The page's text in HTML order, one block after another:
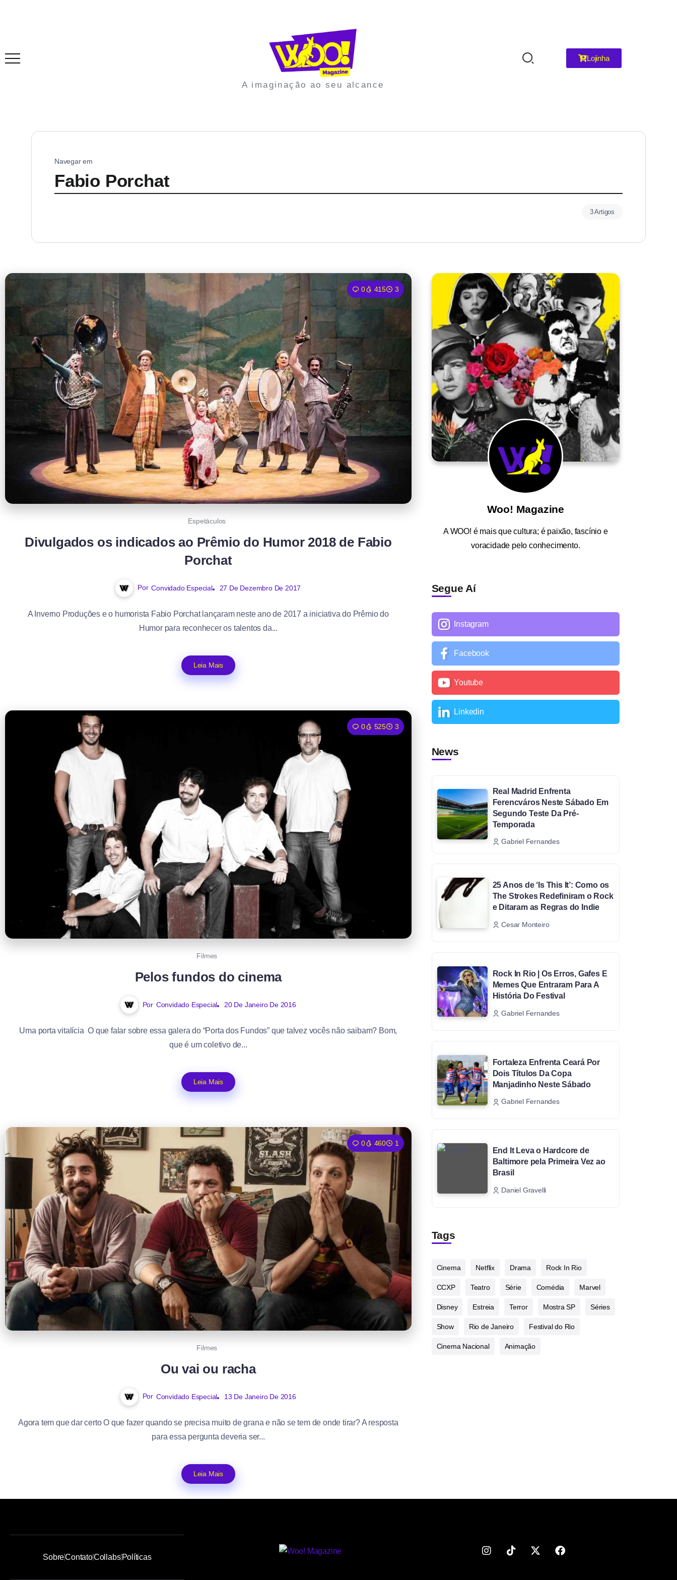
A imaginação ao seu alcance
Lojinha
Navegar em
Fabio Porchat
3 Artigos
0 415 3
Espetáculos
Divulgados os indicados ao Prêmio do Humor 2018 de Fabio
Porchat
Por Convidado Especial 27 De Dezembro De 2017
A Inverno Produções e o humorista Fabio Porchat lançaram neste ano de 2017 a iniciativa do Prêmio do
Humor para reconhecer os talentos da...
Leia Mais
0 525 3
Filmes
Pelos fundos do cinema
Por Convidado Especial 20 De Janeiro De 2016
Uma porta vitalícia O que falar sobre essa galera do “Porta dos Fundos” que talvez vocês não saibam? Bom,
que é um coletivo de...
Leia Mais
0 460 1
Filmes
Ou vai ou racha
Por Convidado Especial 13 De Janeiro De 2016
Agora tem que dar certo O que fazer quando se precisa muito de grana e não se tem de onde tirar? A resposta
para essa pergunta deveria ser...
Leia Mais
Woo! Magazine
AWOO! é mais que cultura; é paixão, fascínio e
voracidade pelo conhecimento.
Segue Aí
Instagram
Facebook
Youtube
Linkedin
News
Real Madrid Enfrenta
Ferencváros Neste Sábado Em
Segundo Teste Da Pré-
Temporada
Gabriel Fernandes
25 Anos de ‘Is This It’: Como os
The Strokes Redefiniram o Rock
e Ditaram as Regras do Indie
Cesar Monteiro
Rock In Rio | Os Erros, Gafes E
Memes Que Entraram Para A
História Do Festival
Gabriel Fernandes
Fortaleza Enfrenta Ceará Por
Dois Títulos Da Copa
Manjadinho Neste Sábado
Gabriel Fernandes
End It Leva o Hardcore de
Baltimore pela Primeira Vez ao
Brasil
Daniel Gravelli
Tags
Cinema Netflix Drama Rock In Rio
CCXP Teatro Série Comédia Marvel
Disney Estreia Terror Mostra SP Séries
Show Rio de Janeiro Festival do Rio
Cinema Nacional Animação
SobreContatoCollabsPolíticas